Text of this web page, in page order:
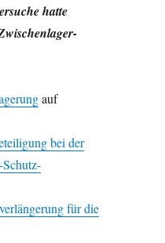
hatte
auf
bei der
für die